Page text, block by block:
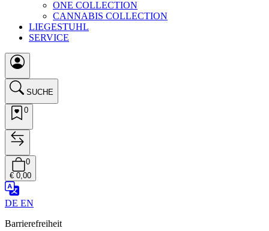
ONE COLLECTION
CANNABIS COLLECTION
LIEGESTUHL
SERVICE
SUCHE
0
0
€ 0,00
DE EN
Barrierefreiheit